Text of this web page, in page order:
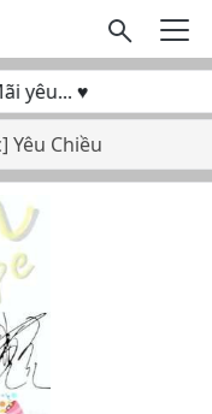
♥
Yêu Chiều